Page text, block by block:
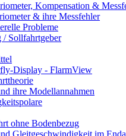
Kompensation &
& ihre Messfehler
Probleme
Sollfahrtgeber
Display - FlarmView
ihre Modellannahmen
ohne Bodenbezug
Gleitgeschwindigkeit im